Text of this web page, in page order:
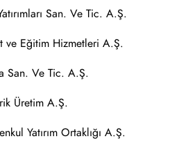
San. Ve Tic. A.Ş.
ve Eğitim Hizmetleri A.Ş.
San. Ve Tic. A.Ş.
Üretim A.Ş.
Yatırım Ortaklığı A.Ş.